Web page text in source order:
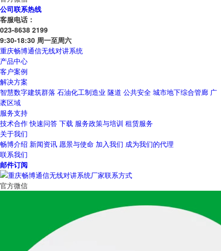
公司联系热线
客服电话：
023-8638 2199
9:30-18:30 周一至周六
重庆畅博通信无线对讲系统
产品中心
客户案例
解决方案
智慧数字建筑群落 石油化工制造业 隧道 公共安全 城市地下综合管廊 广
袤区域
服务支持
技术合作 快速问答 下载 服务政策与培训 租赁服务
关于我们
畅博介绍 新闻资讯 愿景与使命 加入我们 成为我们的代理
联系我们
邮件订阅
官方微信